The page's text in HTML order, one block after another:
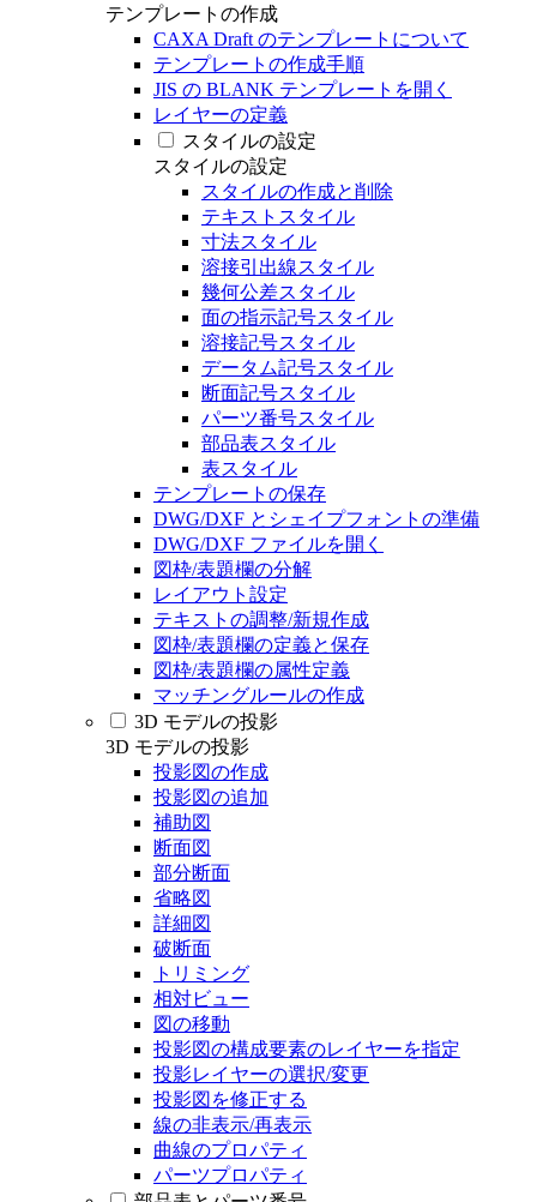
テンプレートの作成
CAXA Draft のテンプレートについて
テンプレートの作成手順
JIS の BLANK テンプレートを開く
レイヤーの定義
スタイルの設定
スタイルの設定
スタイルの作成と削除
テキストスタイル
寸法スタイル
溶接引出線スタイル
幾何公差スタイル
面の指示記号スタイル
溶接記号スタイル
データム記号スタイル
断面記号スタイル
パーツ番号スタイル
部品表スタイル
表スタイル
テンプレートの保存
DWG/DXF とシェイプフォントの準備
DWG/DXF ファイルを開く
図枠/表題欄の分解
レイアウト設定
テキストの調整/新規作成
図枠/表題欄の定義と保存
図枠/表題欄の属性定義
マッチングルールの作成
3D モデルの投影
3D モデルの投影
投影図の作成
投影図の追加
補助図
断面図
部分断面
省略図
詳細図
破断面
トリミング
相対ビュー
図の移動
投影図の構成要素のレイヤーを指定
投影レイヤーの選択/変更
投影図を修正する
線の非表示/再表示
曲線のプロパティ
パーツプロパティ